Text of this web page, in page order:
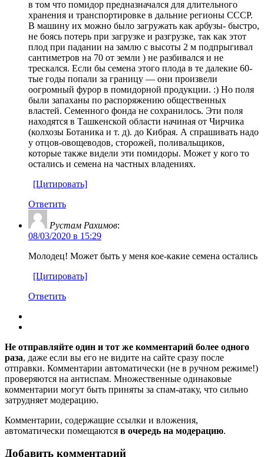
в том что помидор предназначался для длительного
хранения и транспортировке в дальние регионы СССР.
В машину их можно было загружать как арбузы- быстро,
не боясь потерь при загрузке и разгрузке, так как этот
плод при падании на замлю с высоты 2 м подпрыгивал
сантиметров на 70 от земли ) не разбивался и не
трескался. Если бы семена этого плода в те далекие 60-
тые годы попали за границу — они произвели
оогромный фурор в помидорной продукции. :) Но поля
были запаханы по распоряжению общественных
властей. Семенного фонда не сохранилось. Эти поля
находятся в Ташкенской области начиная от Чирчика
(колхозы Ботаника и т. д). до Кибрая. А спрашивать надо
у отцов-овощеводов, сторожей, поливальщиков,
которые также видели эти помидоры. Может у кого то
остались и семена на частных владениях.
[Цитировать]
Ответить
Рустам Рахимов:
08/03/2020 в 15:29
Молодец! Может быть у меня кое-какие семена остались
[Цитировать]
Ответить
Не отправляйте один и тот же комментарий более одного
раза, даже если вы его не видите на сайте сразу после
отправки. Комментарии автоматически (не в ручном режиме!)
проверяются на антиспам. Множественные одинаковые
комментарии могут быть приняты за спам-атаку, что сильно
затрудняет модерацию.
Комментарии, содержащие ссылки и вложения,
автоматически помещаются в очередь на модерацию.
Добавить комментарий